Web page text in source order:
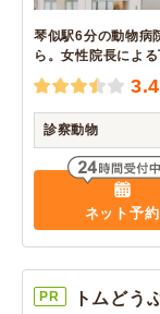
琴似駅6分の動物病
ら。女性院長によ
診察動物
ネット予約
PR トムどう